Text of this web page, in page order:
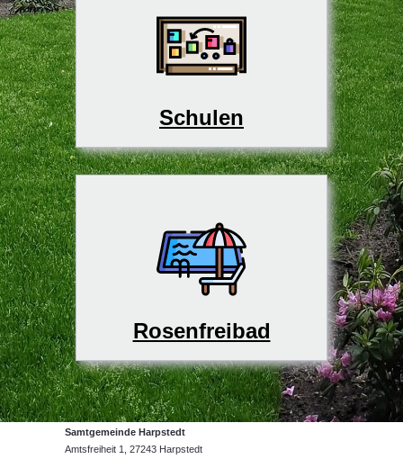
Schulen
Rosenfreibad
Samtgemeinde Harpstedt
Amtsfreiheit 1, 27243 Harpstedt